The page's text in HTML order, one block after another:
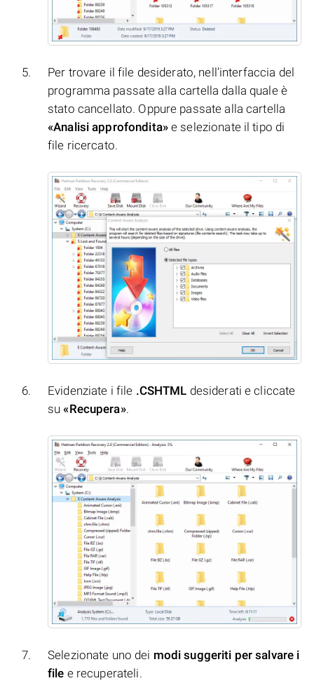
Per trovare il file desiderato, nell’interfaccia del
programma passate alla cartella dalla quale è
stato cancellato. Oppure passate alla cartella
«Analisi approfondita»e selezionate il tipo di
file ricercato.
Evidenziate i file .CSHTML desiderati e cliccate
su«Recupera».
Selezionate uno dei modi suggeriti per salvare i
file e recuperateli.